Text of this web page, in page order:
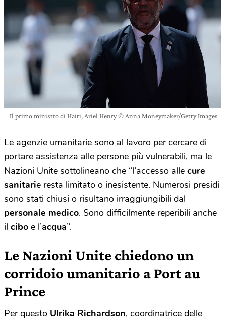
Il primo ministro di Haiti, Ariel Henry © Anna Moneymaker/Getty Images
Le agenzie umanitarie sono al lavoro per cercare di
portare assistenza alle persone più vulnerabili, ma le
Nazioni Unite sottolineano che “l’accesso alle cure
sanitarie resta limitato o inesistente. Numerosi presidi
sono stati chiusi o risultano irraggiungibili dal
personale medico. Sono difficilmente reperibili anche
il cibo e l’acqua”.
Le Nazioni Unite chiedono un
corridoio umanitario a Port au
Prince
Per questo Ulrika Richardson, coordinatrice delle